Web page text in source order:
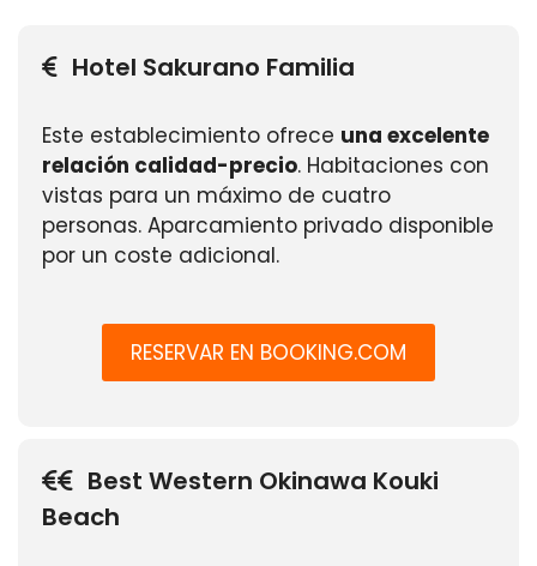
Hotel Sakurano Familia
Este establecimiento ofrece una excelente
relación calidad-precio. Habitaciones con
vistas para un máximo de cuatro
personas. Aparcamiento privado disponible
por un coste adicional.
RESERVAR EN BOOKING.COM
Best Western Okinawa Kouki
Beach